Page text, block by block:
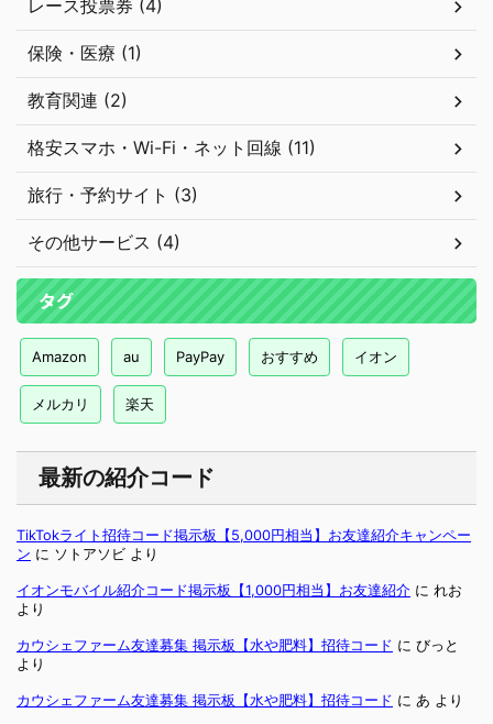
レース投票券 (4)
保険・医療 (1)
教育関連 (2)
格安スマホ・Wi-Fi・ネット回線 (11)
旅行・予約サイト (3)
その他サービス (4)
タグ
Amazon au PayPay おすすめ イオン
メルカリ 楽天
最新の紹介コード
TikTokライト招待コード掲示板【5,000円相当】お友達紹介キャンペー
ン に ソトアソビ より
イオンモバイル紹介コード掲示板【1,000円相当】お友達紹介 に れお
より
カウシェファーム友達募集 掲示板【水や肥料】招待コード に びっと
より
カウシェファーム友達募集 掲示板【水や肥料】招待コード に あ より